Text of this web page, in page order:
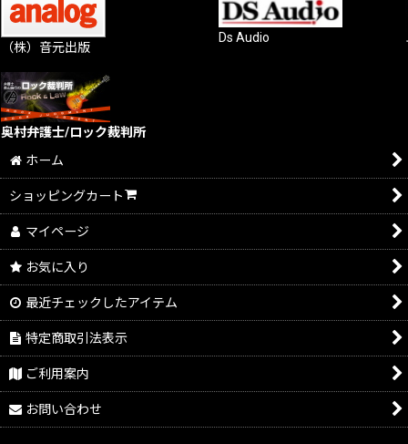
（株）音元出版
Ds Audio
奥村弁護士/ロック裁判所
ホーム
ショッピングカート
マイページ
お気に入り
最近チェックしたアイテム
特定商取引法表示
ご利用案内
お問い合わせ